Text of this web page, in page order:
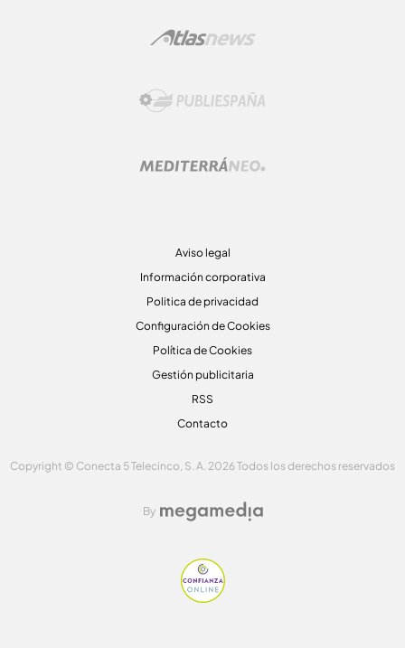
Aviso legal
Información corporativa
Politica de privacidad
Configuración de Cookies
Política de Cookies
Gestión publicitaria
RSS
Contacto
Copyright © Conecta 5 Telecinco, S. A. 2026 Todos los derechos reservados
By